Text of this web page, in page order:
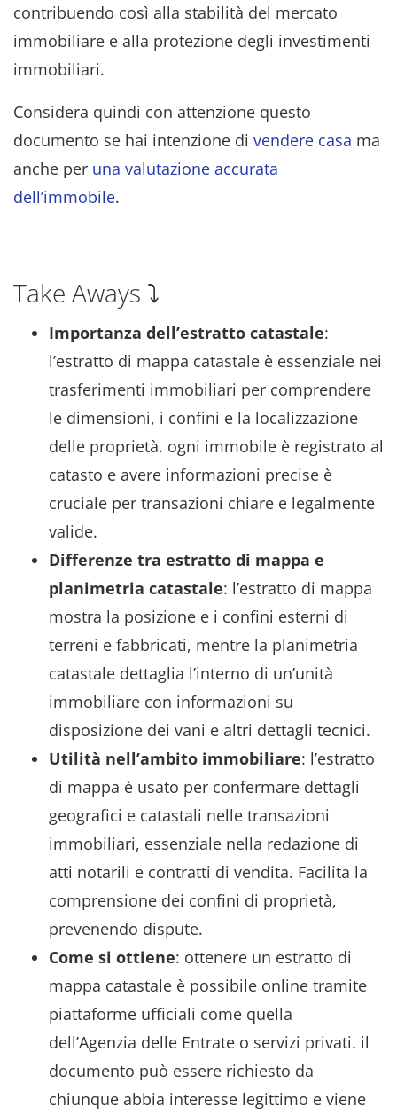
contribuendo così alla stabilità del mercato
immobiliare e alla protezione degli investimenti
immobiliari.
Considera quindi con attenzione questo
documento se hai intenzione di vendere casa ma
anche per una valutazione accurata
dell’immobile.
Take Aways ⤵️
Importanza dell’estratto catastale:
l’estratto di mappa catastale è essenziale nei
trasferimenti immobiliari per comprendere
le dimensioni, i confini e la localizzazione
delle proprietà. ogni immobile è registrato al
catasto e avere informazioni precise è
cruciale per transazioni chiare e legalmente
valide.
Differenze tra estratto di mappa e
planimetria catastale: l’estratto di mappa
mostra la posizione e i confini esterni di
terreni e fabbricati, mentre la planimetria
catastale dettaglia l’interno di un’unità
immobiliare con informazioni su
disposizione dei vani e altri dettagli tecnici.
Utilità nell’ambito immobiliare: l’estratto
di mappa è usato per confermare dettagli
geografici e catastali nelle transazioni
immobiliari, essenziale nella redazione di
atti notarili e contratti di vendita. Facilita la
comprensione dei confini di proprietà,
prevenendo dispute.
Come si ottiene: ottenere un estratto di
mappa catastale è possibile online tramite
piattaforme ufficiali come quella
dell’Agenzia delle Entrate o servizi privati. il
documento può essere richiesto da
chiunque abbia interesse legittimo e viene